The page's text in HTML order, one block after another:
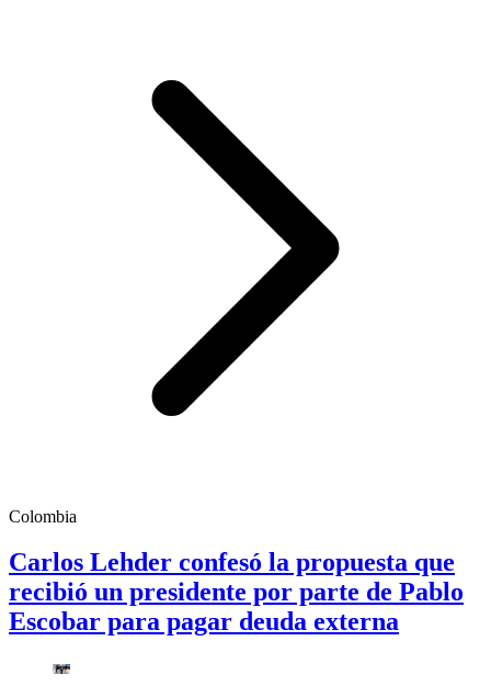
Colombia
Carlos Lehder confesó la propuesta que
recibió un presidente por parte de Pablo
Escobar para pagar deuda externa